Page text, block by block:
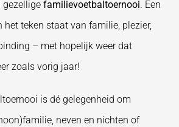
familievoetbaltoernooi. Een
het teken staat van familie, plezier,
– met hopelijk weer dat
zoals vorig jaar!
is dé gelegenheid om
neven en nichten of